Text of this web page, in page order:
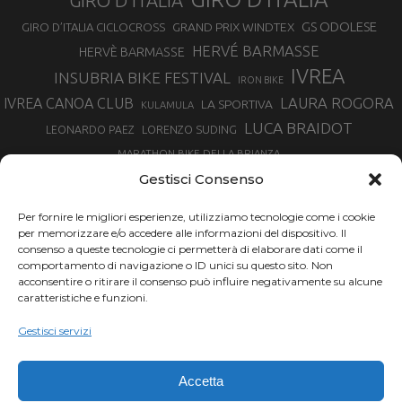
Gestisci Consenso
Per fornire le migliori esperienze, utilizziamo tecnologie come i cookie
per memorizzare e/o accedere alle informazioni del dispositivo. Il
consenso a queste tecnologie ci permetterà di elaborare dati come il
comportamento di navigazione o ID unici su questo sito. Non
acconsentire o ritirare il consenso può influire negativamente su alcune
caratteristiche e funzioni.
Gestisci servizi
Accetta
GIRO D’ITALIA CICLOCROSS GRAND PRIX WINDTEX GS ODOLESE
HERVÈ BARMASSE
HERVÉ BARMASSE
INSUBRIA BIKE FESTIVAL
IRON BIKE IVREA
IVREA CANOA CLUB KULAMULA LA SPORTIVA LAURA ROGORA
LEONARDO PAEZ LORENZO SUDING LUCA BRAIDOT
MARATHON BIKE DELLA BRIANZA
MARCO AURELIO FONTANA
MARTINO FRUET MATHIEU VAN DER POEL MATTEO TRENTIN MIKE FELDERER
MIRKO CELESTINO NIBALI
NINO SCHURTER
PARCO NAZIONALE GRAN PARADISO
PROMENADO BIKE
SIMONE MORO
TOUR DE FRANCE